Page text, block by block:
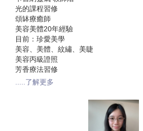
光的課程習修
頌缽療癒師
美容美體20年經驗
目前：珍愛美學
美容、美體、紋繡、美睫
美容丙級證照
芳香療法習修
.....了解更多